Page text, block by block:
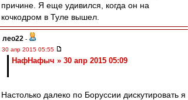
причине. Я еще удивился, когда он на
кочкодром в Туле вышел.
лео22 -
30 апр 2015 05:55
НафНафыч » 30 апр 2015 05:09
Настолько далеко по Боруссии дискутировать я